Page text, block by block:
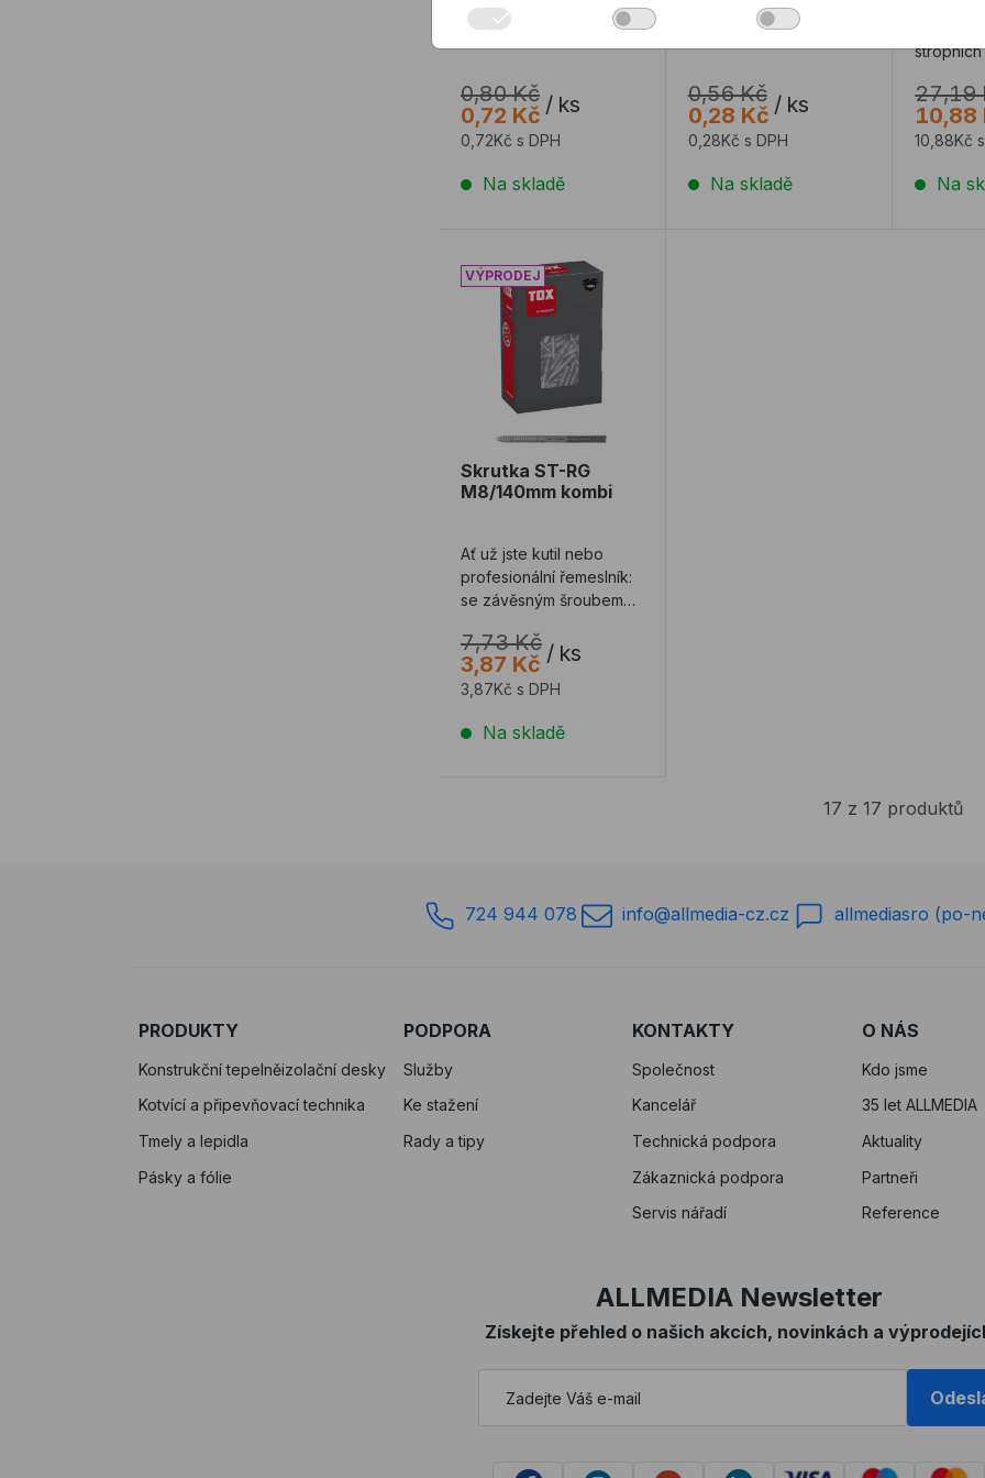
Krytka na rámové kotvy
bledě hnědá
0,80 Kč
0,72 Kč / ks
0,72Kč s DPH
Na skladě
Krytka na rámové kotvy
bledě hnědá
0,56 Kč
0,28 Kč / ks
0,28Kč s DPH
Na skladě
27,19
10,88
10,88Kč
Na
Skrutka ST-RG M8/140mm kombi
Skrutka ST-RG
M8/140mm kombi
Ať už jste kutil nebo
profesionální řemeslník:
se závěsným šroubem
7,73 Kč
3,87 Kč / ks
3,87Kč s DPH
Na skladě
17 z 17 produktů
724 944 078 info@allmedia-cz.cz allmediasro (po-
PRODUKTY
Konstrukční tepelněizolační desky
Kotvící a připevňovací technika
Tmely a lepidla
Pásky a fólie
PODPORA
Služby
Ke stažení
Rady a tipy
KONTAKTY
Společnost
Kancelář
Technická podpora
Zákaznická podpora
Servis nářadí
O NÁS
Kdo jsme
35 let ALLMEDIA
Aktuality
Partneři
Reference
ALLMEDIA Newsletter
Získejte přehled o našich akcích, novinkách a